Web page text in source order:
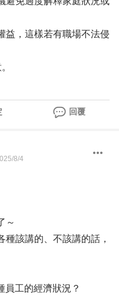
益，這樣若有職場不法侵
回覆
8/4
～
該講的、不該講的話，
員工的經濟狀況？